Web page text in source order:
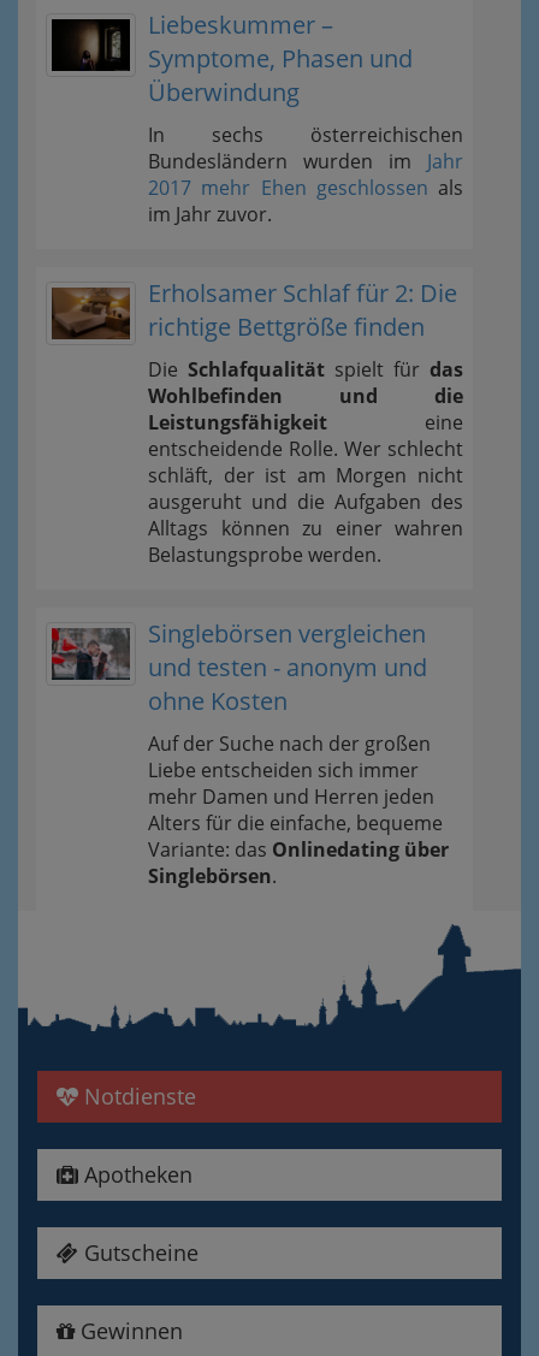
Liebeskummer –
Symptome, Phasen und
Überwindung
In sechs österreichischen
Bundesländern wurden im Jahr
2017 mehr Ehen geschlossen als
im Jahr zuvor.
Erholsamer Schlaf für 2: Die
richtige Bettgröße finden
Die Schlafqualität spielt für das
Wohlbefinden und die
Leistungsfähigkeit eine
entscheidende Rolle. Wer schlecht
schläft, der ist am Morgen nicht
ausgeruht und die Aufgaben des
Alltags können zu einer wahren
Belastungsprobe werden.
Singlebörsen vergleichen
und testen - anonym und
ohne Kosten
Auf der Suche nach der großen
Liebe entscheiden sich immer
mehr Damen und Herren jeden
Alters für die einfache, bequeme
Variante: das Onlinedating über
Singlebörsen.
Notdienste
Apotheken
Gutscheine
Gewinnen